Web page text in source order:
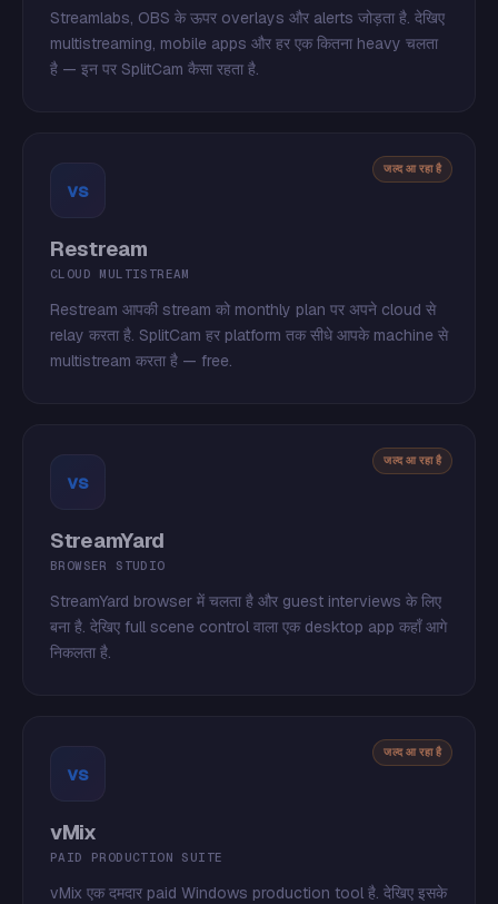
Streamlabs, OBS के ऊपर overlays और alerts जोड़ता है. देखिए
multistreaming, mobile apps और हर एक कितना heavy चलता
है — इन पर SplitCam कैसा रहता है.
जल्द आ रहा है
vs
Restream
CLOUD MULTISTREAM
Restream आपकी stream को monthly plan पर अपने cloud से
relay करता है. SplitCam हर platform तक सीधे आपके machine से
multistream करता है — free.
जल्द आ रहा है
vs
StreamYard
BROWSER STUDIO
StreamYard browser में चलता है और guest interviews के लिए
बना है. देखिए full scene control वाला एक desktop app कहाँ आगे
निकलता है.
जल्द आ रहा है
vs
vMix
PAID PRODUCTION SUITE
vMix एक दमदार paid Windows production tool है. देखिए इसके